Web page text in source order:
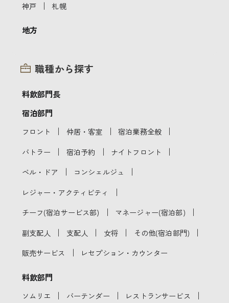
神戸 ｜ 札幌
地方
職種から探す
料飲部門長
宿泊部門
フロント ｜ 仲居・客室 ｜ 宿泊業務全般 ｜
バトラー ｜ 宿泊予約 ｜ ナイトフロント ｜
ベル・ドア ｜ コンシェルジュ ｜
レジャー・アクティビティ ｜
チーフ(宿泊サービス部) ｜ マネージャー(宿泊部) ｜
副支配人 ｜ 支配人 ｜ 女将 ｜ その他(宿泊部門) ｜
販売サービス ｜ レセプション・カウンター
料飲部門
ソムリエ ｜ バーテンダー ｜ レストランサービス ｜